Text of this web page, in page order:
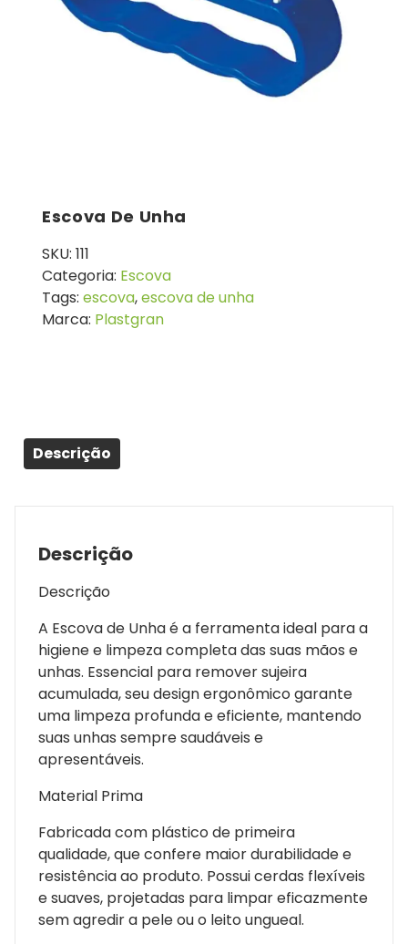
Escova De Unha
SKU: 111
Categoria: Escova
Tags: escova,escova de unha
Marca: Plastgran
Descrição
Descrição
Descrição
A Escova de Unha é a ferramenta ideal para a
higiene e limpeza completa das suas mãos e
unhas. Essencial para remover sujeira
acumulada, seu design ergonômico garante
uma limpeza profunda e eficiente, mantendo
suas unhas sempre saudáveis e
apresentáveis.
Material Prima
Fabricada com plástico de primeira
qualidade, que confere maior durabilidade e
resistência ao produto. Possui cerdas flexíveis
e suaves, projetadas para limpar eficazmente
sem agredir a pele ou o leito ungueal.